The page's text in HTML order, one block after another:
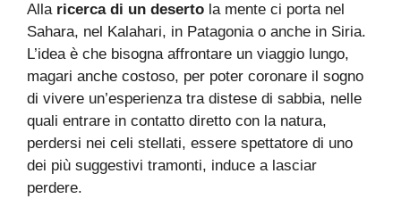
Alla ricerca di un deserto la mente ci porta nel
Sahara, nel Kalahari, in Patagonia o anche in Siria.
L’idea è che bisogna affrontare un viaggio lungo,
magari anche costoso, per poter coronare il sogno
di vivere un’esperienza tra distese di sabbia, nelle
quali entrare in contatto diretto con la natura,
perdersi nei celi stellati, essere spettatore di uno
dei più suggestivi tramonti, induce a lasciar
perdere.